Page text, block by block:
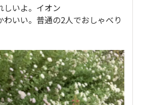
しいよ。イオン
わいい。普通の2人でおしゃべり